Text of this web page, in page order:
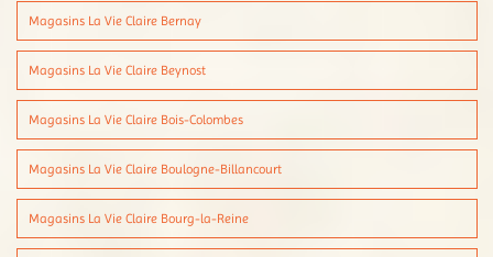
Magasins La Vie Claire Bernay
Magasins La Vie Claire Beynost
Magasins La Vie Claire Bois-Colombes
Magasins La Vie Claire Boulogne-Billancourt
Magasins La Vie Claire Bourg-la-Reine